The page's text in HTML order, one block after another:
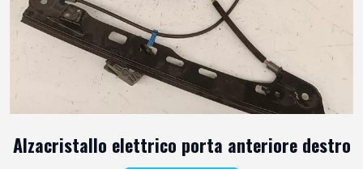
Alzacristallo elettrico porta anteriore destro